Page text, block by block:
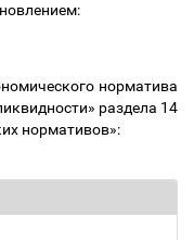
норматива
раздела 14
нормативов»: